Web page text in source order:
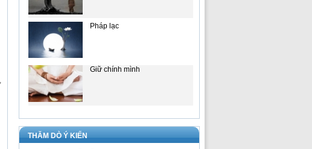
Pháp lạc
Giữ chính mình
THĂM DÒ Ý KIẾN